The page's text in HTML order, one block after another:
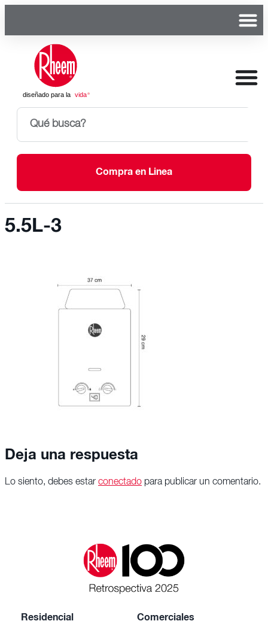
Compra en Linea
5.5L-3
Deja una respuesta
Lo siento, debes estar conectado para publicar un comentario.
Residencial Comerciales